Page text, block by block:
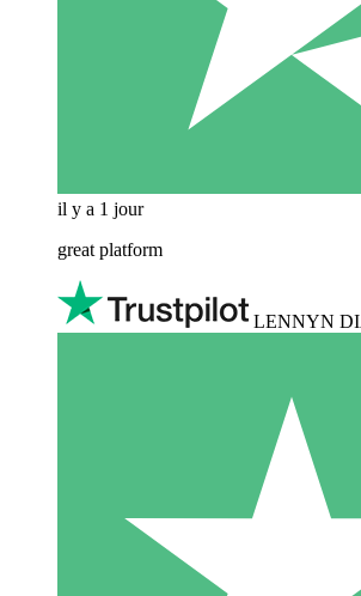
il y a 1 jour
great platform
LENNYN